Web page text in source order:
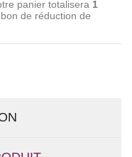
panier totalisera 1
de réduction de